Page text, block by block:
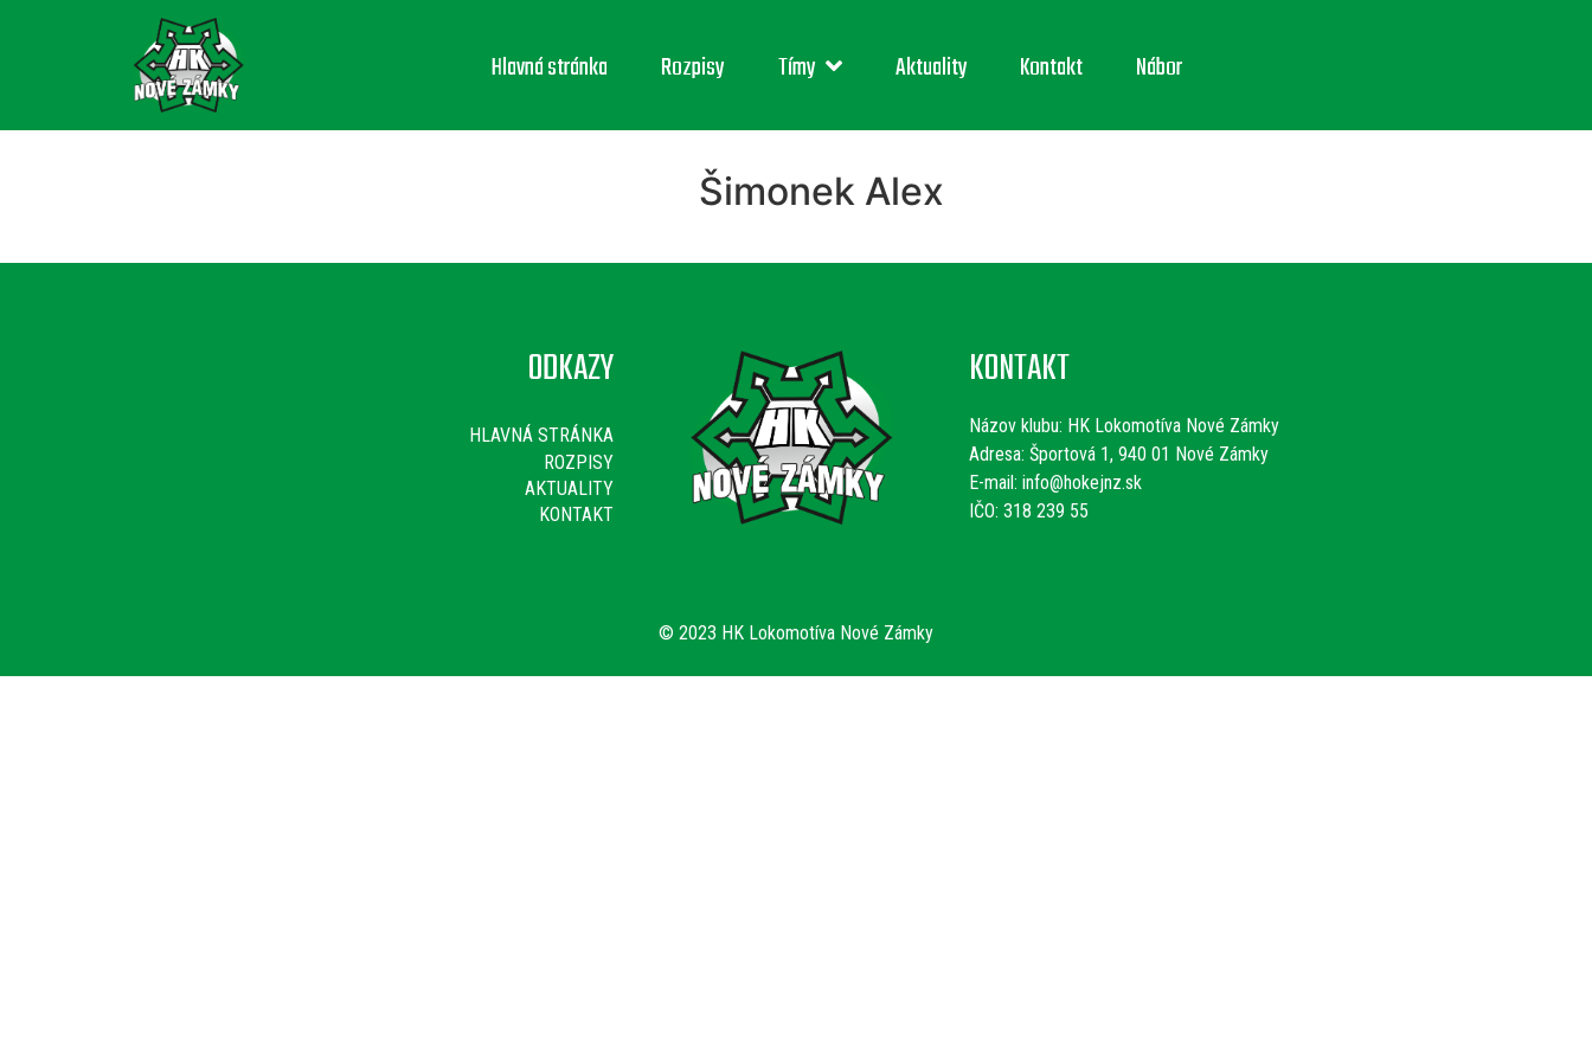
Hlavná stránka Rozpisy Tímy Aktuality Kontakt Nábor
Šimonek Alex
ODKAZY
HLAVNÁ STRÁNKA
ROZPISY
AKTUALITY
KONTAKT
KONTAKT
Názov klubu: HK Lokomotíva Nové Zámky
Adresa: Športová 1, 940 01 Nové Zámky
E-mail: info@hokejnz.sk
IČO: 318 239 55
© 2023 HK Lokomotíva Nové Zámky